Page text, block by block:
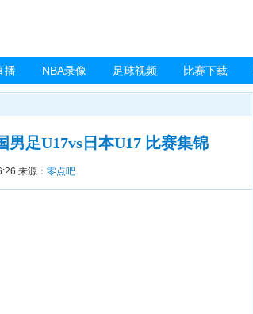
播 NBA录像 足球视频 比赛下载
男足U17vs日本U17 比赛集锦
来源： 零点吧